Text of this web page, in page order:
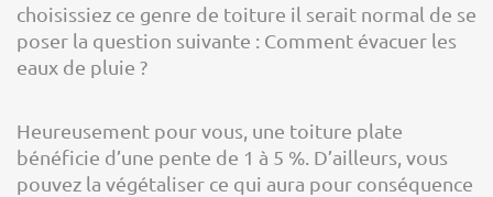
choisissiez ce genre de toiture il serait normal de se
poser la question suivante : Comment évacuer les
eaux de pluie ?
Heureusement pour vous, une toiture plate
bénéficie d’une pente de 1 à 5 %. D’ailleurs, vous
pouvez la végétaliser ce qui aura pour conséquence